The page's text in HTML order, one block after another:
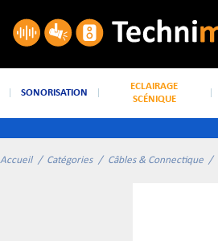
SONORISATION
ECLAIRAGE
SCÉNIQUE
Accueil Catégories Câbles & Connectique